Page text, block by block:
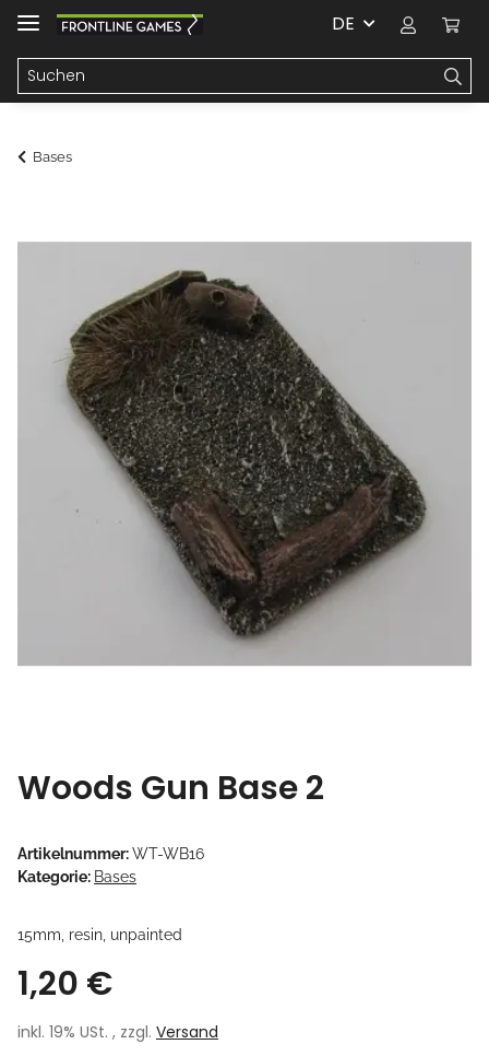
DE
Bases
Woods Gun Base 2
Artikelnummer:WT-WB16
Kategorie: Bases
15mm, resin, unpainted
1,20 €
inkl. 19% USt. , zzgl. Versand